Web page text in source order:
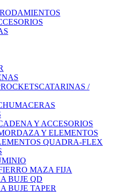
RODAMIENTOS
CATARINAS /
Y ACCESORIOS
Y ELEMENTOS
QUADRA-FLEX
MAZA FIJA
BUJE QD
BUJE TAPER